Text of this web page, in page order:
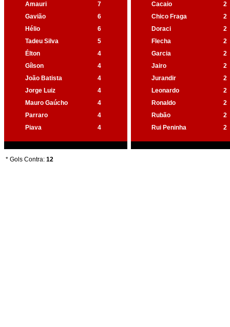
Amauri
7 Cacaio
2
Gavião
6 Chico Fraga
2
Hélio
6 Doraci
2
Tadeu Silva
5 Flecha
2
Élton
4 Garcia
2
Gílson
4 Jairo
2
João Batista
4 Jurandir
2
Jorge Luiz
4 Leonardo
2
Mauro Gaúcho
4 Ronaldo
2
Parraro
4 Rubão
2
Piava
4 Rui Peninha 2
* Gols Contra: 12